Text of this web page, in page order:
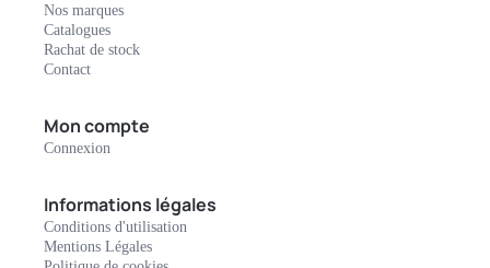
Nos marques
Catalogues
Rachat de stock
Contact
Mon compte
Connexion
Informations légales
Conditions d'utilisation
Mentions Légales